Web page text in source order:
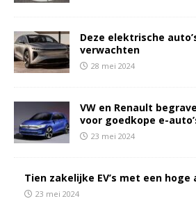
Deze elektrische
verwachten
28 mei 2024
VW en Renault
voor goedkope e-
23 mei 2024
Tien zakelijke EV’s met een hoge
23 mei 2024